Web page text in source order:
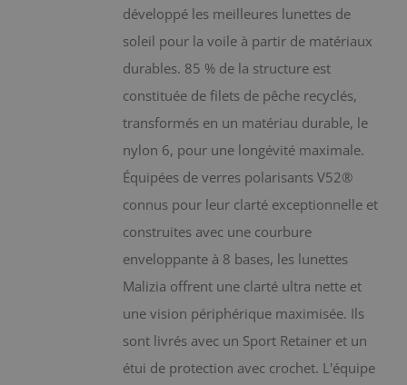
sur
la
page
du
produit
développé les meilleures lunettes de
soleil pour la voile à partir de matériaux
durables. 85 % de la structure est
constituée de filets de pêche recyclés,
transformés en un matériau durable, le
nylon 6, pour une longévité maximale.
Équipées de verres polarisants V52®
connus pour leur clarté exceptionnelle et
construites avec une courbure
enveloppante à 8 bases, les lunettes
Malizia offrent une clarté ultra nette et
une vision périphérique maximisée. Ils
sont livrés avec un Sport Retainer et un
étui de protection avec crochet. L'équipe